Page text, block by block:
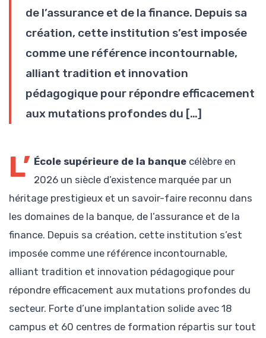
de l’assurance et de la finance. Depuis sa
création, cette institution s’est imposée
comme une référence incontournable,
alliant tradition et innovation
pédagogique pour répondre efficacement
aux mutations profondes du […]
L’ École supérieure de la banque célèbre en
2026 un siècle d’existence marquée par un
héritage prestigieux et un savoir-faire reconnu dans
les domaines de la banque, de l’assurance et de la
finance. Depuis sa création, cette institution s’est
imposée comme une référence incontournable,
alliant tradition et innovation pédagogique pour
répondre efficacement aux mutations profondes du
secteur. Forte d’une implantation solide avec 18
campus et 60 centres de formation répartis sur tout